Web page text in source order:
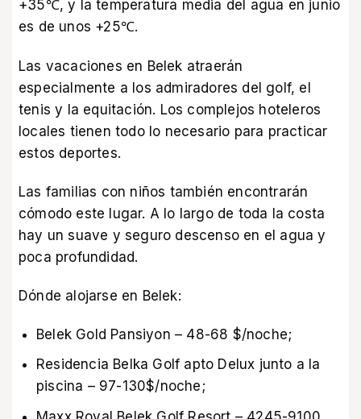
+35℃, y la temperatura media del agua en junio
es de unos +25℃.
Las vacaciones en Belek atraerán
especialmente a los admiradores del golf, el
tenis y la equitación. Los complejos hoteleros
locales tienen todo lo necesario para practicar
estos deportes.
Las familias con niños también encontrarán
cómodo este lugar. A lo largo de toda la costa
hay un suave y seguro descenso en el agua y
poca profundidad.
Dónde alojarse en Belek:
Belek Gold Pansiyon – 48-68 $/noche;
Residencia Belka Golf apto Delux junto a la
piscina – 97-130$/noche;